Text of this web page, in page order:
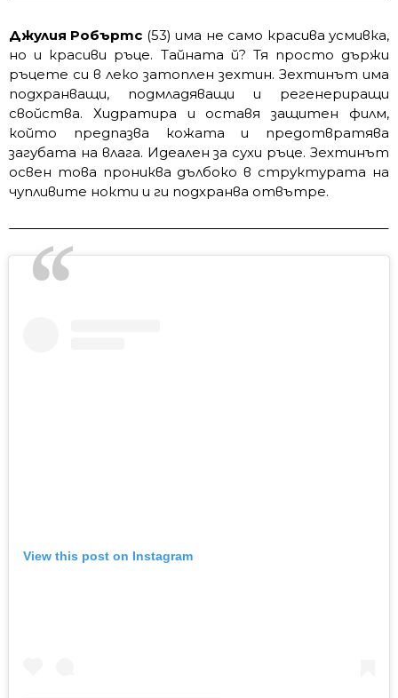
Джулия Робъртс (53) има не само красива усмивка,
но и красиви ръце. Тайната й? Тя просто държи
ръцете си в леко затоплен зехтин. Зехтинът има
подхранващи, подмладяващи и регенериращи
свойства. Хидратира и оставя защитен филм,
който предпазва кожата и предотвратява
загубата на влага. Идеален за сухи ръце. Зехтинът
освен това прониква дълбоко в структурата на
чупливите нокти и ги подхранва отвътре.
View this post on Instagram